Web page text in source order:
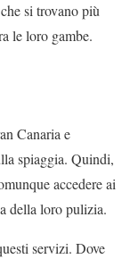
si trovano più
le loro gambe.
Canaria e
spiaggia. Quindi,
accedere ai
della loro pulizia.
servizi. Dove